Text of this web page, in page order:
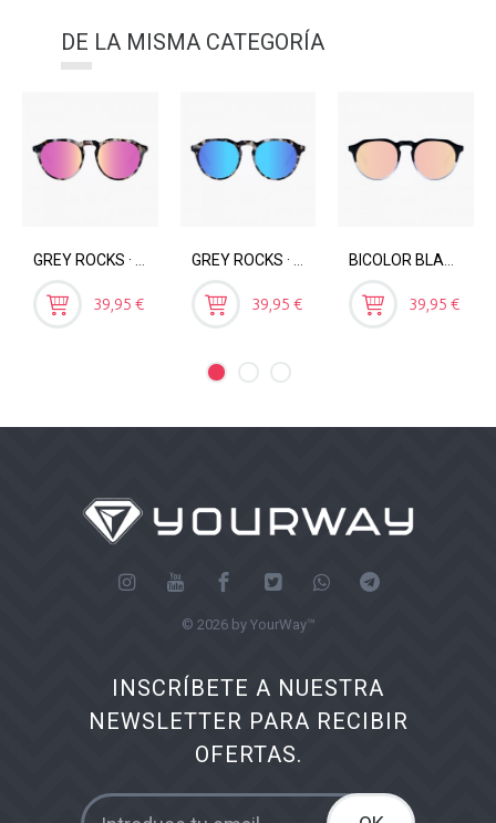
DE LA MISMA CATEGORÍA
GREY ROCKS · ROSE
Precio
39,95 €
GREY ROCKS · ICE BLUE
Precio
39,95 €
BICOLOR BLACK · ROSE GOLD
Precio
39,95 €
© 2026 by YourWay™
INSCRÍBETE A NUESTRA
NEWSLETTER PARA RECIBIR
OFERTAS.